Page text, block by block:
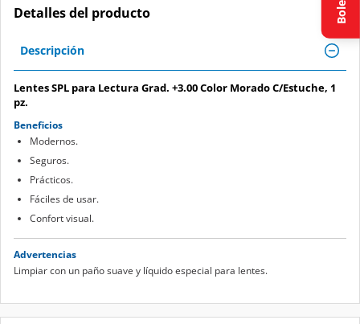
Detalles del producto
Descripción
Lentes SPL para Lectura Grad. +3.00 Color Morado C/Estuche, 1
pz.
Beneficios
Modernos.
Seguros.
Prácticos.
Fáciles de usar.
Confort visual.
Advertencias
Limpiar con un paño suave y líquido especial para lentes.